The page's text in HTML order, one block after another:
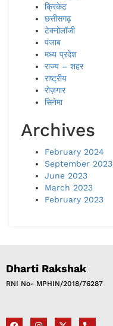
क्रिकेट
छत्तीसगढ़
टेक्नोलॉजी
पंजाब
मध्य प्रदेश
राज्य – शहर
राष्ट्रीय
रोज़गार
सिनेमा
Archives
February 2024
September 2023
June 2023
March 2023
February 2023
Dharti Rakshak
RNI No- MPHIN/2018/76287​